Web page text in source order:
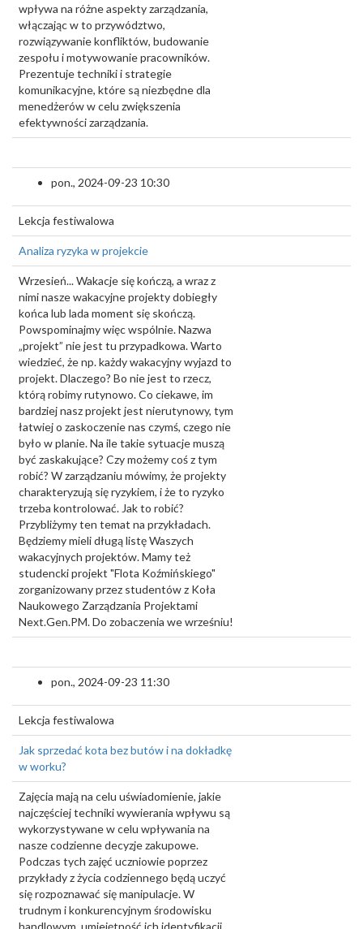
wpływa na różne aspekty zarządzania,
włączając w to przywództwo,
rozwiązywanie konfliktów, budowanie
zespołu i motywowanie pracowników.
Prezentuje techniki i strategie
komunikacyjne, które są niezbędne dla
menedżerów w celu zwiększenia
efektywności zarządzania.
pon., 2024-09-23 10:30
Lekcja festiwalowa
Analiza ryzyka w projekcie
Wrzesień... Wakacje się kończą, a wraz z
nimi nasze wakacyjne projekty dobiegły
końca lub lada moment się skończą.
Powspominajmy więc wspólnie. Nazwa
„projekt” nie jest tu przypadkowa. Warto
wiedzieć, że np. każdy wakacyjny wyjazd to
projekt. Dlaczego? Bo nie jest to rzecz,
którą robimy rutynowo. Co ciekawe, im
bardziej nasz projekt jest nierutynowy, tym
łatwiej o zaskoczenie nas czymś, czego nie
było w planie. Na ile takie sytuacje muszą
być zaskakujące? Czy możemy coś z tym
robić? W zarządzaniu mówimy, że projekty
charakteryzują się ryzykiem, i że to ryzyko
trzeba kontrolować. Jak to robić?
Przybliżymy ten temat na przykładach.
Będziemy mieli długą listę Waszych
wakacyjnych projektów. Mamy też
studencki projekt "Flota Koźmińskiego"
zorganizowany przez studentów z Koła
Naukowego Zarządzania Projektami
Next.Gen.PM. Do zobaczenia we wrześniu!
pon., 2024-09-23 11:30
Lekcja festiwalowa
Jak sprzedać kota bez butów i na dokładkę
w worku?
Zajęcia mają na celu uświadomienie, jakie
najczęściej techniki wywierania wpływu są
wykorzystywane w celu wpływania na
nasze codzienne decyzje zakupowe.
Podczas tych zajęć uczniowie poprzez
przykłady z życia codziennego będą uczyć
się rozpoznawać się manipulacje. W
trudnym i konkurencyjnym środowisku
handlowym, umiejętność ich identyfikacji